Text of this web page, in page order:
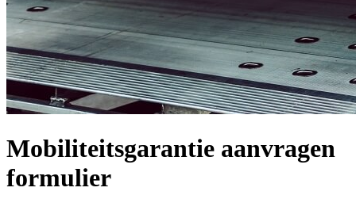
Mobiliteitsgarantie aanvragen
formulier